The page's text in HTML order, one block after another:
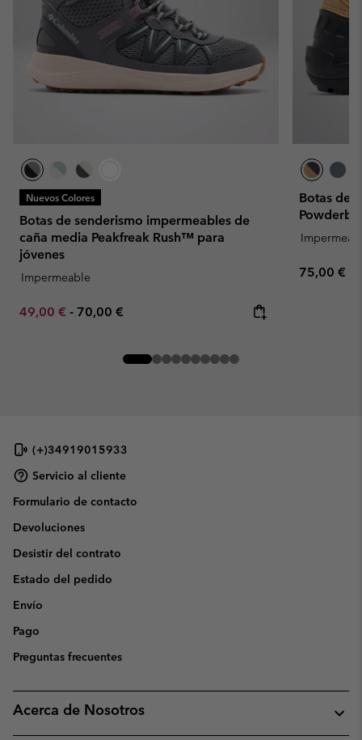
Nuevos Colores
Botas de senderismo impermeables de
caña media Peakfreak Rush™ para
jóvenes
Impermeable
Minimum sale price:
49,00 € - Maximum price:
70,00 €
Botas de
Regular
75,00 €
(+)34919015933
Servicio al cliente
Formulario de contacto
Devoluciones
Desistir del contrato
Estado del pedido
Envío
Pago
Preguntas frecuentes
Acerca de Nosotros